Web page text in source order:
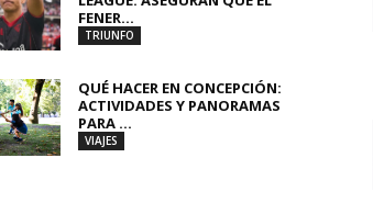
FENER...
TRIUNFO
QUÉ HACER EN CONCEPCIÓN:
ACTIVIDADES Y PANORAMAS
PARA ...
VIAJES